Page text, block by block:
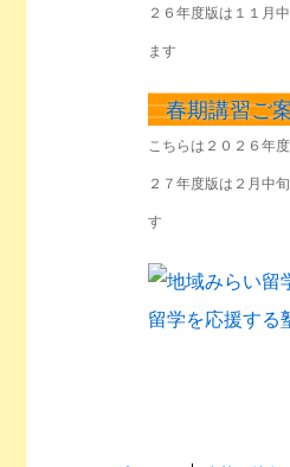
２６年度版は１１月
ます
春期講習ご
こちらは２０２６年
２７年度版は２月中
す